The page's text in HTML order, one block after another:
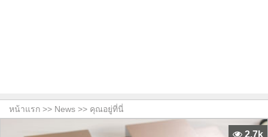
หน้าแรก >> News >> คุณอยู่ที่นี่
2.7k